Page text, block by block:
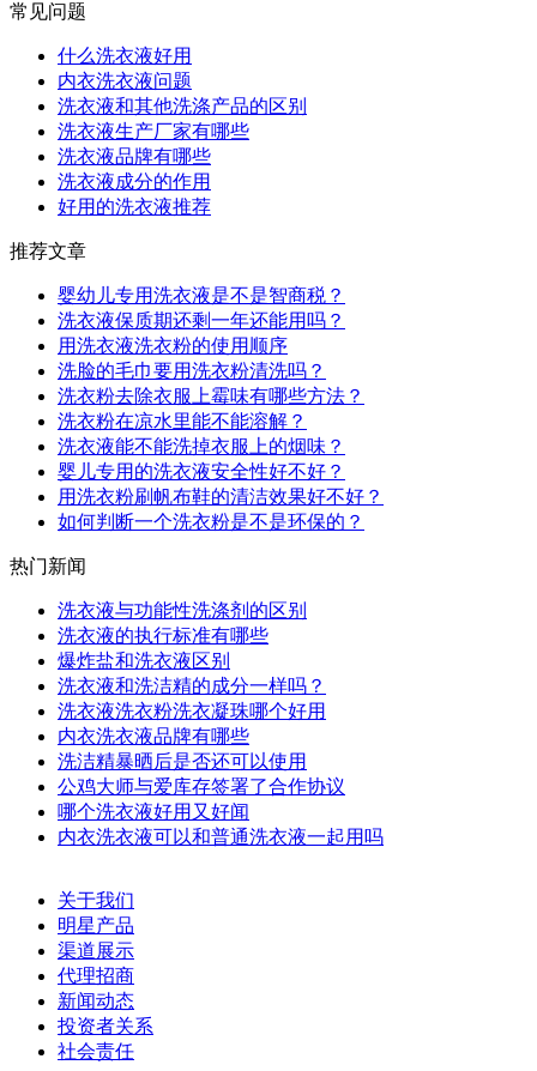
常见问题
什么洗衣液好用
内衣洗衣液问题
洗衣液和其他洗涤产品的区别
洗衣液生产厂家有哪些
洗衣液品牌有哪些
洗衣液成分的作用
好用的洗衣液推荐
推荐文章
婴幼儿专用洗衣液是不是智商税？
洗衣液保质期还剩一年还能用吗？
用洗衣液洗衣粉的使用顺序
洗脸的毛巾要用洗衣粉清洗吗？
洗衣粉去除衣服上霉味有哪些方法？
洗衣粉在凉水里能不能溶解？
洗衣液能不能洗掉衣服上的烟味？
婴儿专用的洗衣液安全性好不好？
用洗衣粉刷帆布鞋的清洁效果好不好？
如何判断一个洗衣粉是不是环保的？
热门新闻
洗衣液与功能性洗涤剂的区别
洗衣液的执行标准有哪些
爆炸盐和洗衣液区别
洗衣液和洗洁精的成分一样吗？
洗衣液洗衣粉洗衣凝珠哪个好用
内衣洗衣液品牌有哪些
洗洁精暴晒后是否还可以使用
公鸡大师与爱库存签署了合作协议
哪个洗衣液好用又好闻
内衣洗衣液可以和普通洗衣液一起用吗
关于我们
明星产品
渠道展示
代理招商
新闻动态
投资者关系
社会责任